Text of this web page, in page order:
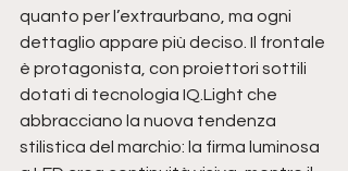
quanto per l’extraurbano, ma ogni
dettaglio appare più deciso. Il frontale
è protagonista, con proiettori sottili
dotati di tecnologia IQ.Light che
abbracciano la nuova tendenza
stilistica del marchio: la firma luminosa